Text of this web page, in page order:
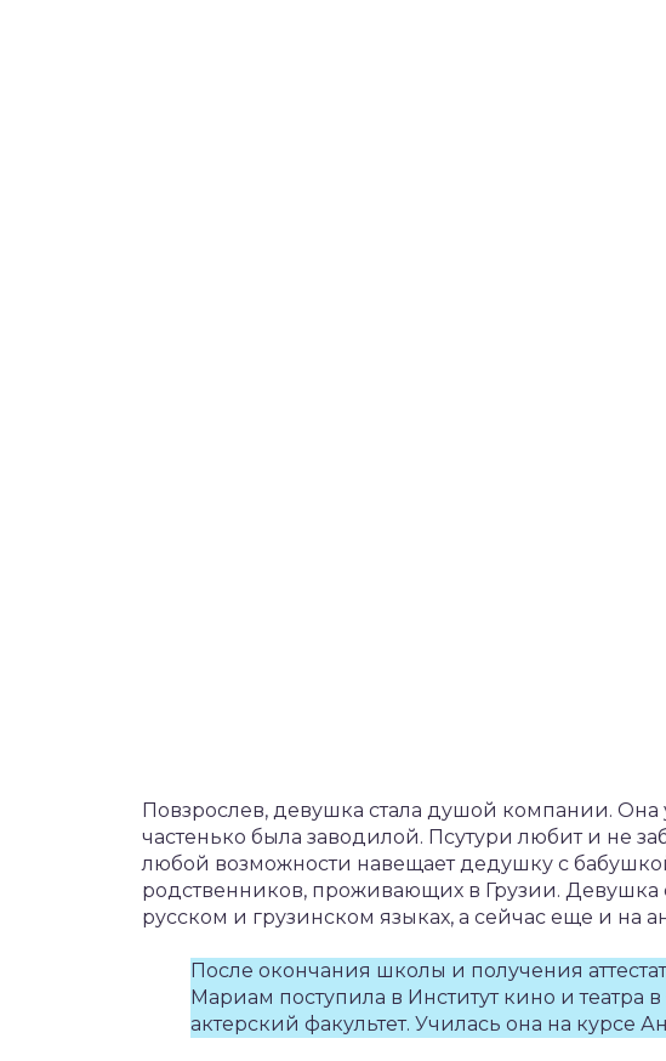
Повзрослев, девушка стала душой компании. Она
частенько была заводилой. Псутури любит и не
любой возможности навещает дедушку с
родственников, проживающих в Грузии. Девушка
русском и грузинском языках, а сейчас еще и на
После окончания школы и получения
Мариам поступила в Институт кино и театра
актерский факультет. Училась она на курсе